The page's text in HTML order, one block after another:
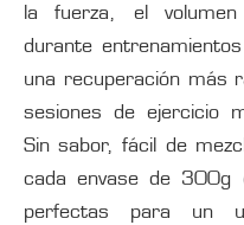
la fuerza, el
durante
una recuperación más
sesiones de ejercicio
Sin sabor, fácil de
cada envase de
perfectas para un